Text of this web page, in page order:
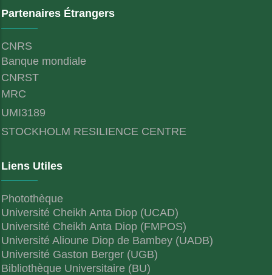
Partenaires Étrangers
CNRS
Banque mondiale
CNRST
MRC
UMI3189
STOCKHOLM RESILIENCE CENTRE
Liens Utiles
Photothèque
Université Cheikh Anta Diop (UCAD)
Université Cheikh Anta Diop (FMPOS)
Université Alioune Diop de Bambey (UADB)
Université Gaston Berger (UGB)
Bibliothèque Universitaire (BU)